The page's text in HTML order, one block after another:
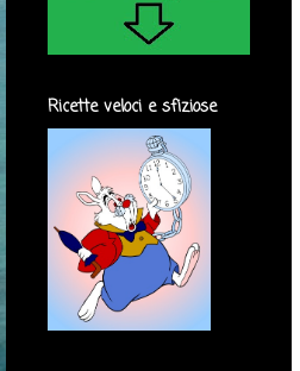
Ricette veloci e sfiziose